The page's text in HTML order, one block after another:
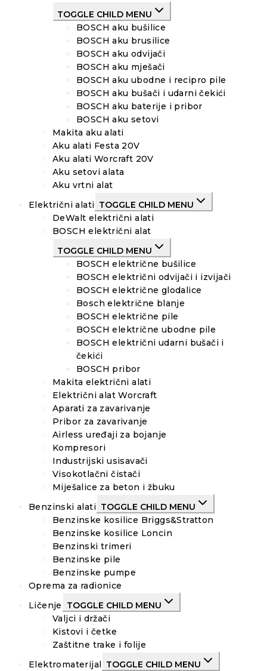
TOGGLE CHILD MENU
BOSCH aku bušilice
BOSCH aku brusilice
BOSCH aku odvijači
BOSCH aku mješači
BOSCH aku ubodne i recipro pile
BOSCH aku bušači i udarni čekići
BOSCH aku baterije i pribor
BOSCH aku setovi
Makita aku alati
Aku alati Festa 20V
Aku alati Worcraft 20V
Aku setovi alata
Aku vrtni alat
Električni alati TOGGLE CHILD MENU
DeWalt električni alati
BOSCH električni alat
TOGGLE CHILD MENU
BOSCH električne bušilice
BOSCH električni odvijači i izvijači
BOSCH električne glodalice
Bosch električne blanje
BOSCH električne pile
BOSCH električne ubodne pile
BOSCH električni udarni bušači i
čekići
BOSCH pribor
Makita električni alati
Električni alat Worcraft
Aparati za zavarivanje
Pribor za zavarivanje
Airless uređaji za bojanje
Kompresori
Industrijski usisavači
Visokotlačni čistači
Miješalice za beton i žbuku
Benzinski alati TOGGLE CHILD MENU
Benzinske kosilice Briggs&Stratton
Benzinske kosilice Loncin
Benzinski trimeri
Benzinske pile
Benzinske pumpe
Oprema za radionice
Ličenje
TOGGLE CHILD MENU
Valjci i držači
Kistovi i četke
Zaštitne trake i folije
Elektromaterijal
TOGGLE CHILD MENU